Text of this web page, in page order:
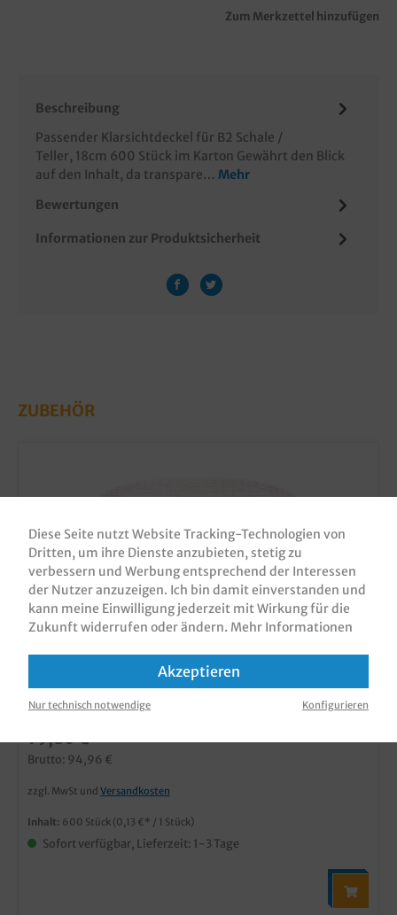
Zum Merkzettel hinzufügen
Beschreibung
Passender Klarsichtdeckel für B2 Schale /
Teller, 18cm 600 Stück im Karton Gewährt den Blick
auf den Inhalt, da transpare… Mehr
Bewertungen
Informationen zur Produktsicherheit
ZUBEHÖR
Bio Teller / Schalen B2 Ø18cm rund
Bagasse/Zuckerrohr weiß 600St.
Produktnummer:SASBB20180W
79,80 €*
Brutto: 94,96 €
zzgl. MwSt und Versandkosten
Inhalt: 600 Stück (0,13 €* / 1 Stück)
Sofort verfügbar, Lieferzeit: 1-3 Tage
Diese Seite nutzt Website Tracking-Technologien von
Dritten, um ihre Dienste anzubieten, stetig zu
verbessern und Werbung entsprechend der Interessen
der Nutzer anzuzeigen. Ich bin damit einverstanden und
kann meine Einwilligung jederzeit mit Wirkung für die
Zukunft widerrufen oder ändern. Mehr Informationen
Akzeptieren
Nur technisch notwendige Konfigurieren